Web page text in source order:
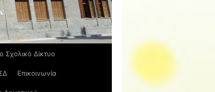
Σχολικό Δίκτυο
Επικοινωνία